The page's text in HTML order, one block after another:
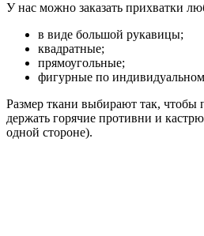
У нас можно заказать прихватки
в виде большой рукавицы;
квадратные;
прямоугольные;
фигурные по
Размер ткани выбирают так, чтобы
держать горячие противни и
одной стороне).